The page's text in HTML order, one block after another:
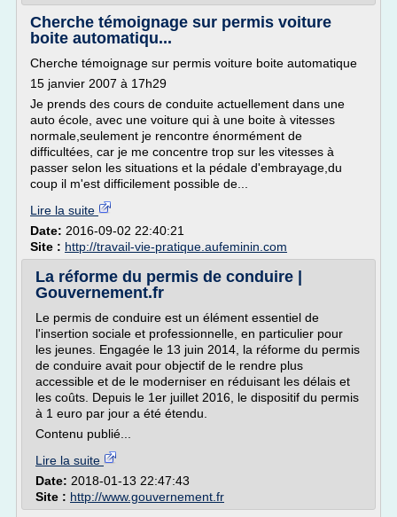
Cherche témoignage sur permis voiture
boite automatiqu...
Cherche témoignage sur permis voiture boite automatique
15 janvier 2007 à 17h29
Je prends des cours de conduite actuellement dans une
auto école, avec une voiture qui à une boite à vitesses
normale,seulement je rencontre énormément de
difficultées, car je me concentre trop sur les vitesses à
passer selon les situations et la pédale d'embrayage,du
coup il m'est difficilement possible de...
Lire la suite
Date: 2016-09-02 22:40:21
Site : http://travail-vie-pratique.aufeminin.com
La réforme du permis de conduire |
Gouvernement.fr
Le permis de conduire est un élément essentiel de
l'insertion sociale et professionnelle, en particulier pour
les jeunes. Engagée le 13 juin 2014, la réforme du permis
de conduire avait pour objectif de le rendre plus
accessible et de le moderniser en réduisant les délais et
les coûts. Depuis le 1er juillet 2016, le dispositif du permis
à 1 euro par jour a été étendu.
Contenu publié...
Lire la suite
Date: 2018-01-13 22:47:43
Site : http://www.gouvernement.fr